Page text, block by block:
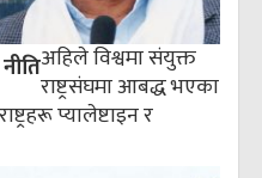
अहिले विश्वमा संयुक्त
राष्ट्रसंघमा आबद्ध भएका
प्यालेष्टाइन र